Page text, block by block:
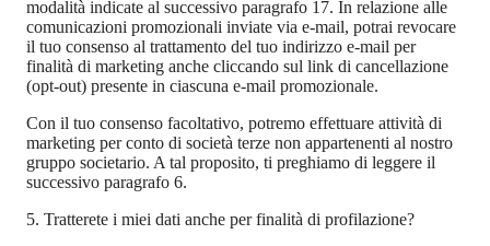
modalità indicate al successivo paragrafo 17. In relazione alle
comunicazioni promozionali inviate via e-mail, potrai revocare
il tuo consenso al trattamento del tuo indirizzo e-mail per
finalità di marketing anche cliccando sul link di cancellazione
(opt-out) presente in ciascuna e-mail promozionale.
Con il tuo consenso facoltativo, potremo effettuare attività di
marketing per conto di società terze non appartenenti al nostro
gruppo societario. A tal proposito, ti preghiamo di leggere il
successivo paragrafo 6.
5. Tratterete i miei dati anche per finalità di profilazione?